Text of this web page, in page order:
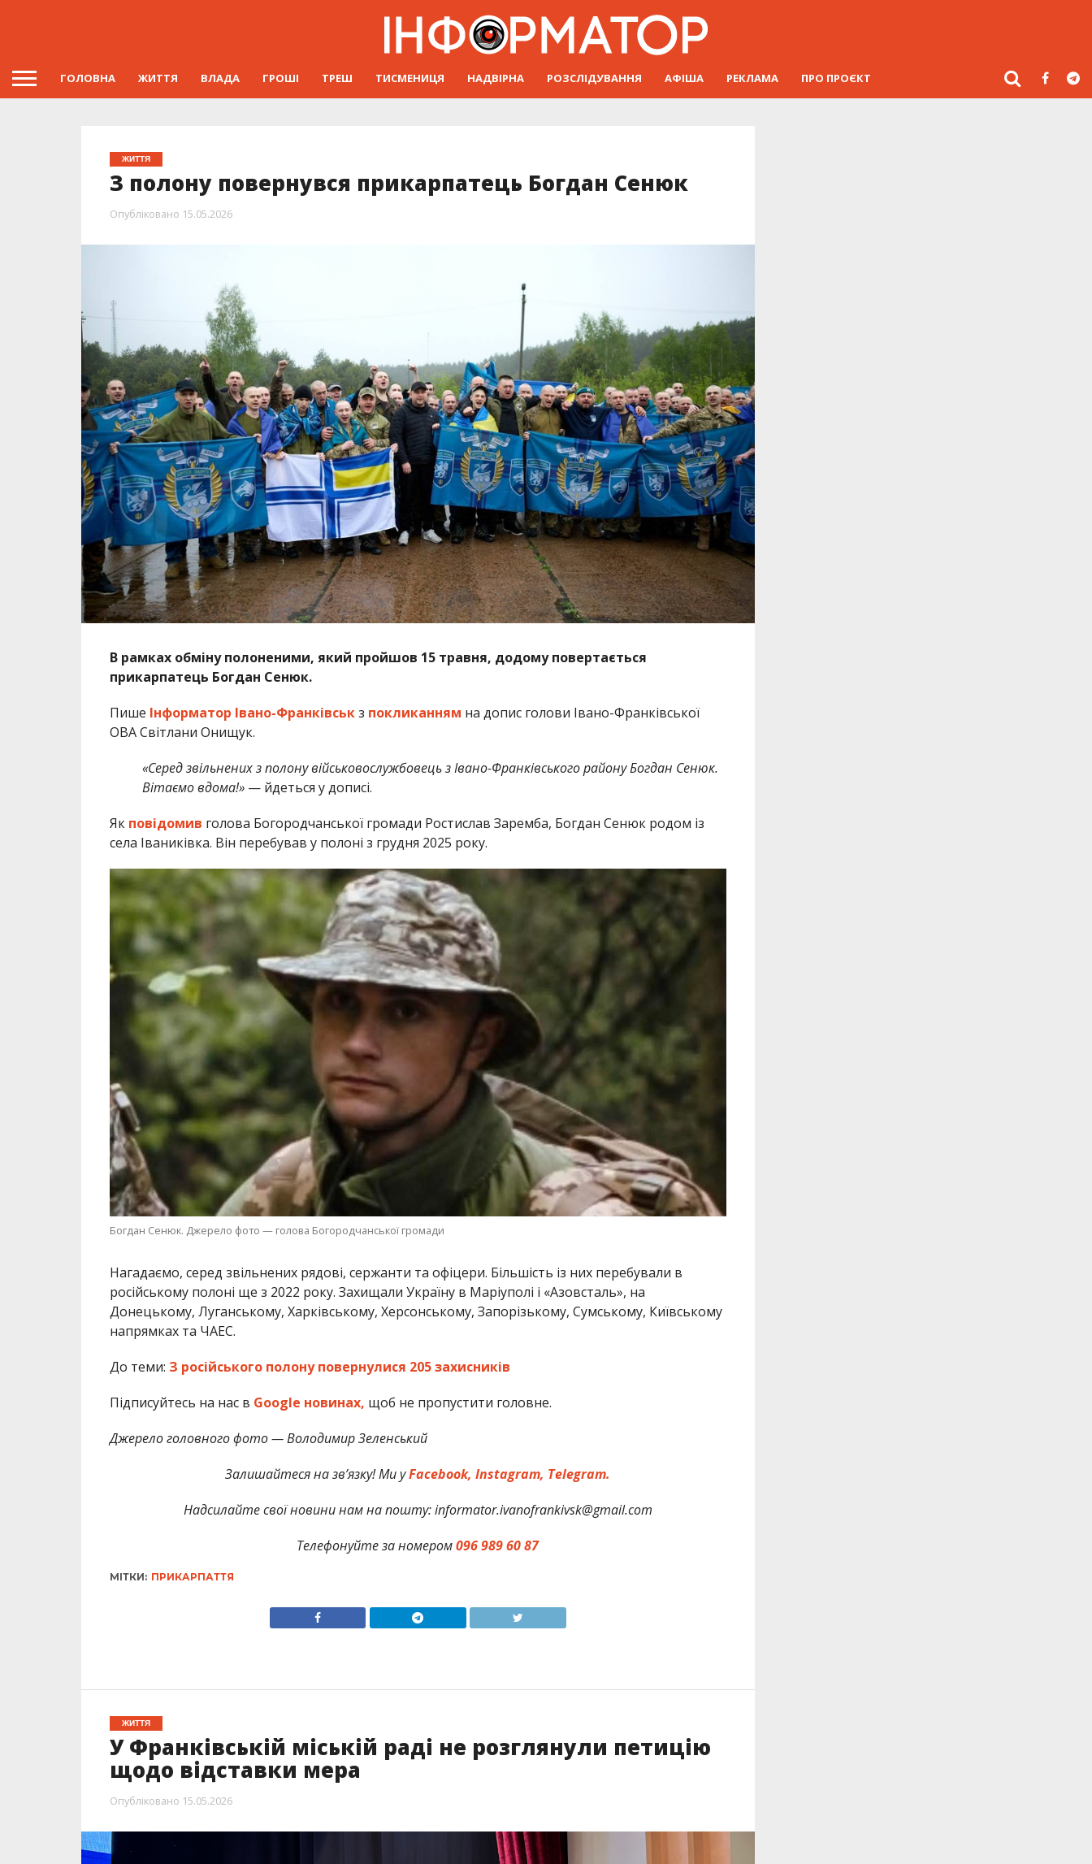
ГОЛОВНА ЖИТТЯ ВЛАДА ГРОШІ ТРЕШ ТИСМЕНИЦЯ НАДВІРНА РОЗСЛІДУВАННЯ АФІША РЕКЛАМА ПРО ПРОЄКТ
ЖИТТЯ
З полону повернувся прикарпатець Богдан Сенюк
Опубліковано 15.05.2026
В рамках обміну полоненими, який пройшов 15 травня, додому повертається
прикарпатець Богдан Сенюк.
Пише Інформатор Івано-Франківськз покликанням на допис голови Івано-Франківської
ОВА Світлани Онищук.
«Серед звільнених з полону військовослужбовець з Івано-Франківського району Богдан Сенюк.
Вітаємо вдома!»— йдеться у дописі.
Як повідомив голова Богородчанської громади Ростислав Заремба, Богдан Сенюк родом із
села Іваниківка. Він перебував у полоні з грудня 2025 року.
Богдан Сенюк. Джерело фото — голова Богородчанської громади
Нагадаємо, серед звільнених рядові, сержанти та офіцери. Більшість із них перебували в
російському полоні ще з 2022 року. Захищали Україну в Маріуполі і «Азовсталь», на
Донецькому, Луганському, Харківському, Херсонському, Запорізькому, Сумському, Київському
напрямках та ЧАЕС.
До теми: З російського полону повернулися 205 захисників
Підписуйтесь на нас в Google новинах, щоб не пропустити головне.
Джерело головного фото — Володимир Зеленський
Залишайтеся на зв’язку! Ми уFacebook, Instagram, Telegram.
Надсилайте свої новини нам на пошту: informator.ivanofrankivsk@gmail.com
Телефонуйте за номером096 989 60 87
МІТКИ: ПРИКАРПАТТЯ
ЖИТТЯ
У Франківській міській раді не розглянули петицію
щодо відставки мера
Опубліковано 15.05.2026